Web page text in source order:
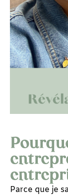
Parce que je